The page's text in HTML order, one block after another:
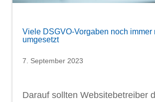
Viele DSGVO-Vorgaben noch immer
umgesetzt
7. September 2023
Darauf sollten Websitebetreiber